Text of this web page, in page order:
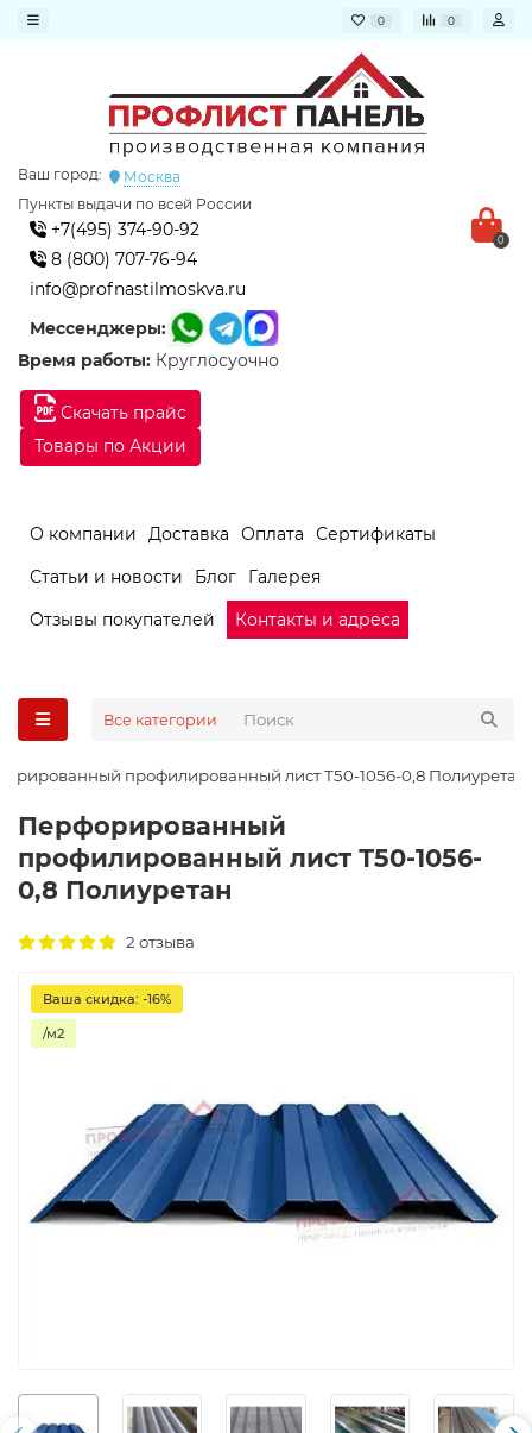
0 0
Скачать прайс
Товары по Акции
Ваш город:
Москва
Пункты выдачи по всей России
+7(495) 374-90-92
8 (800) 707-76-94
info@profnastilmoskva.ru
Мессенджеры:
Время работы: Круглосуочно
0
О компании Доставка Оплата
Сертификаты
Статьи и новости
Блог
Галерея
Отзывы покупателей
Контакты и адреса
Все категории
профилированный лист Т50-1056-0,8 Полиуретан
Перфорированный
профилированный лист Т50-1056-
0,8 Полиуретан
2 отзыва
Ваша скидка: -16%
/м2